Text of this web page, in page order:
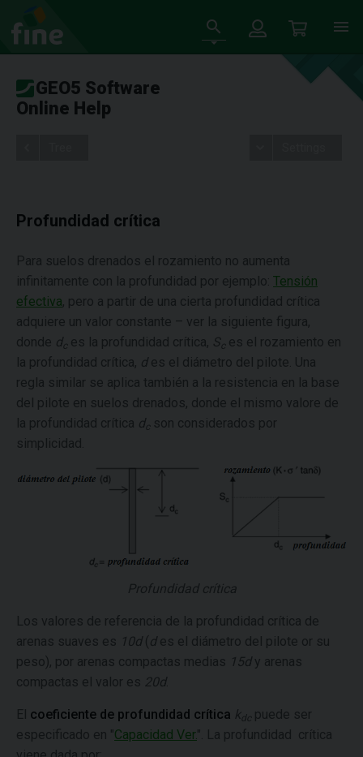
GEO5 Software
Online Help
Profundidad crítica
Para suelos drenados el rozamiento no aumenta
infinitamente con la profundidad por ejemplo: Tensión
efectiva, pero a partir de una cierta profundidad crítica
adquiere un valor constante – ver la siguiente figura,
donde d es la profundidad crítica, S es el rozamiento en
la profundidad crítica, des el diámetro del pilote. Una
regla similar se aplica también a la resistencia en la base
del pilote en suelos drenados, donde el mismo valore de
la profundidad crítica d
son considerados por
simplicidad.
Profundidad crítica
Los valores de referencia de la profundidad crítica de
arenas suaves es 10d( des el diámetro del pilote or su
peso), por arenas compactas medias 15dy arenas
compactas el valor es 20d.
El coeficiente de profundidad crítica k dc
puede ser
especificado en "Capacidad Ver.". La profundidad crítica